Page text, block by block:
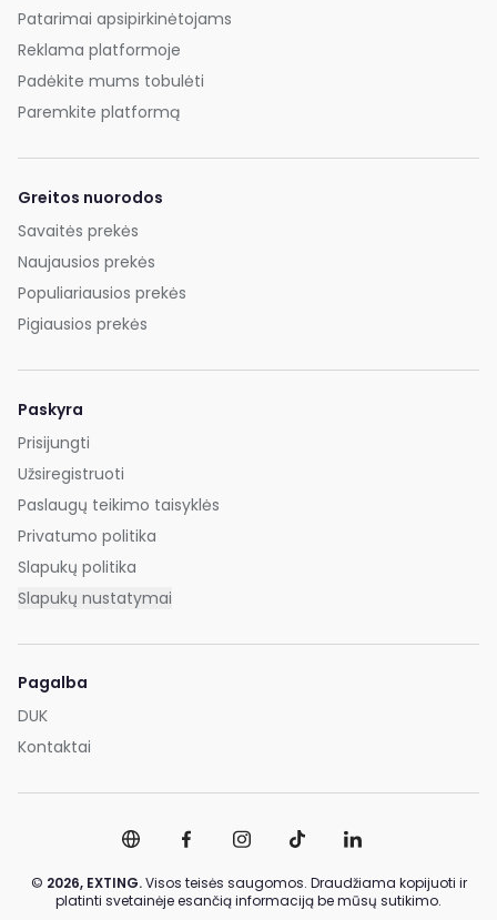
Patarimai apsipirkinėtojams
Reklama platformoje
Padėkite mums tobulėti
Paremkite platformą
Greitos nuorodos
Savaitės prekės
Naujausios prekės
Populiariausios prekės
Pigiausios prekės
Paskyra
Prisijungti
Užsiregistruoti
Paslaugų teikimo taisyklės
Privatumo politika
Slapukų politika
Slapukų nustatymai
Pagalba
DUK
Kontaktai
© 2026, EXTING.Visos teisės saugomos. Draudžiama kopijuoti ir
platinti svetainėje esančią informaciją be mūsų sutikimo.